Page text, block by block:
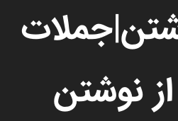
نوشتن